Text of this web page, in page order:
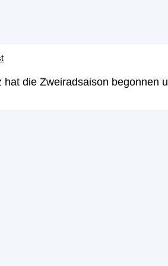
die Zweiradsaison begonnen
Kontomodelle an.
unten aufgeführten
es jedoch, die Varietät der
nach vieles richtig an.
Auswahl, was
4 Kontomodelle
und einem kostenlosen Konto